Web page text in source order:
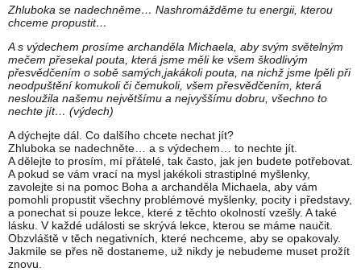
Zhluboka se nadechněme… Nashromážděme tu energii, kterou
chceme propustit…
A s výdechem prosíme archanděla Michaela, aby svým světelným
mečem přesekal pouta, která jsme měli ke všem škodlivým
přesvědčením o sobě samých,jakákoli pouta, na nichž jsme lpěli při
neodpuštění komukoli či čemukoli, všem přesvědčením, která
nesloužila našemu největšímu a nejvyššímu dobru, všechno to
nechte jít… (výdech)
A dýchejte dál. Co dalšího chcete nechat jít?
Zhluboka se nadechněte… a s výdechem… to nechte jít.
A dělejte to prosím, mí přátelé, tak často, jak jen budete potřebovat.
A pokud se vám vrací na mysl jakékoli strastiplné myšlenky,
zavolejte si na pomoc Boha a archanděla Michaela, aby vám
pomohli propustit všechny problémové myšlenky, pocity i představy,
a ponechat si pouze lekce, které z těchto okolností vzešly. A také
lásku. V každé události se skrývá lekce, kterou se máme naučit.
Obzvláště v těch negativních, které nechceme, aby se opakovaly.
Jakmile se přes ně dostaneme, už nikdy je nebudeme muset prožít
znovu.